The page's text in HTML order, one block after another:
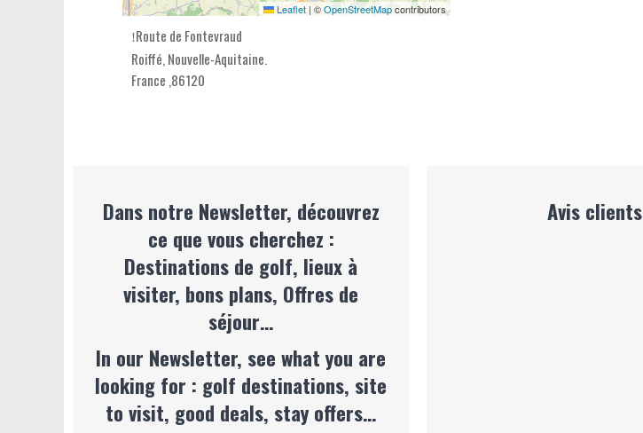
Leaflet |©OpenStreetMapcontributors
Route de Fontevraud
Roiffé, Nouvelle-Aquitaine.
France ,86120
Dans notre Newsletter, découvrez
ce que vous cherchez :
Destinations de golf, lieux à
visiter, bons plans, Offres de
séjour…
In our Newsletter, see what you are
looking for : golf destinations, site
to visit, good deals, stay offers…
Avis clients